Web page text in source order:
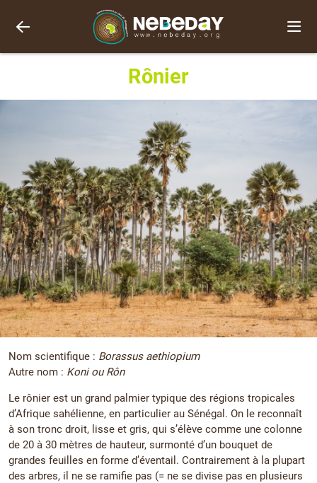
Rônier
Nom scientifique : Borassus aethiopium
Autre nom : Koni ou Rôn
Le rônier est un grand palmier typique des régions tropicales
d’Afrique sahélienne, en particulier au Sénégal. On le reconnaît
à son tronc droit, lisse et gris, qui s’élève comme une colonne
de 20 à 30 mètres de hauteur, surmonté d’un bouquet de
grandes feuilles en forme d’éventail. Contrairement à la plupart
des arbres, il ne se ramifie pas (= ne se divise pas en plusieurs